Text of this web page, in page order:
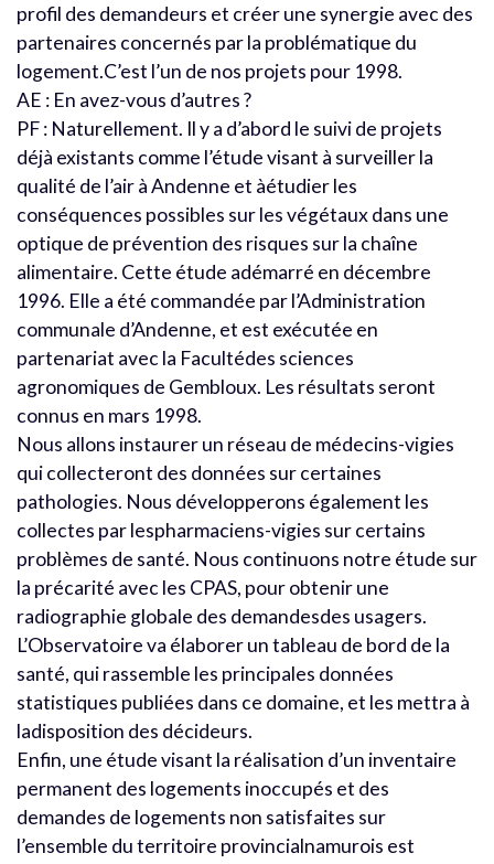
profil des demandeurs et créer une synergie avec des
partenaires concernés par la problématique du
logement.C’est l’un de nos projets pour 1998.
AE : En avez-vous d’autres ?
PF : Naturellement. Il y a d’abord le suivi de projets
déjà existants comme l’étude visant à surveiller la
qualité de l’air à Andenne et àétudier les
conséquences possibles sur les végétaux dans une
optique de prévention des risques sur la chaîne
alimentaire. Cette étude adémarré en décembre
1996. Elle a été commandée par l’Administration
communale d’Andenne, et est exécutée en
partenariat avec la Facultédes sciences
agronomiques de Gembloux. Les résultats seront
connus en mars 1998.
Nous allons instaurer un réseau de médecins-vigies
qui collecteront des données sur certaines
pathologies. Nous développerons également les
collectes par lespharmaciens-vigies sur certains
problèmes de santé. Nous continuons notre étude sur
la précarité avec les CPAS, pour obtenir une
radiographie globale des demandesdes usagers.
L’Observatoire va élaborer un tableau de bord de la
santé, qui rassemble les principales données
statistiques publiées dans ce domaine, et les mettra à
ladisposition des décideurs.
Enfin, une étude visant la réalisation d’un inventaire
permanent des logements inoccupés et des
demandes de logements non satisfaites sur
l’ensemble du territoire provincialnamurois est